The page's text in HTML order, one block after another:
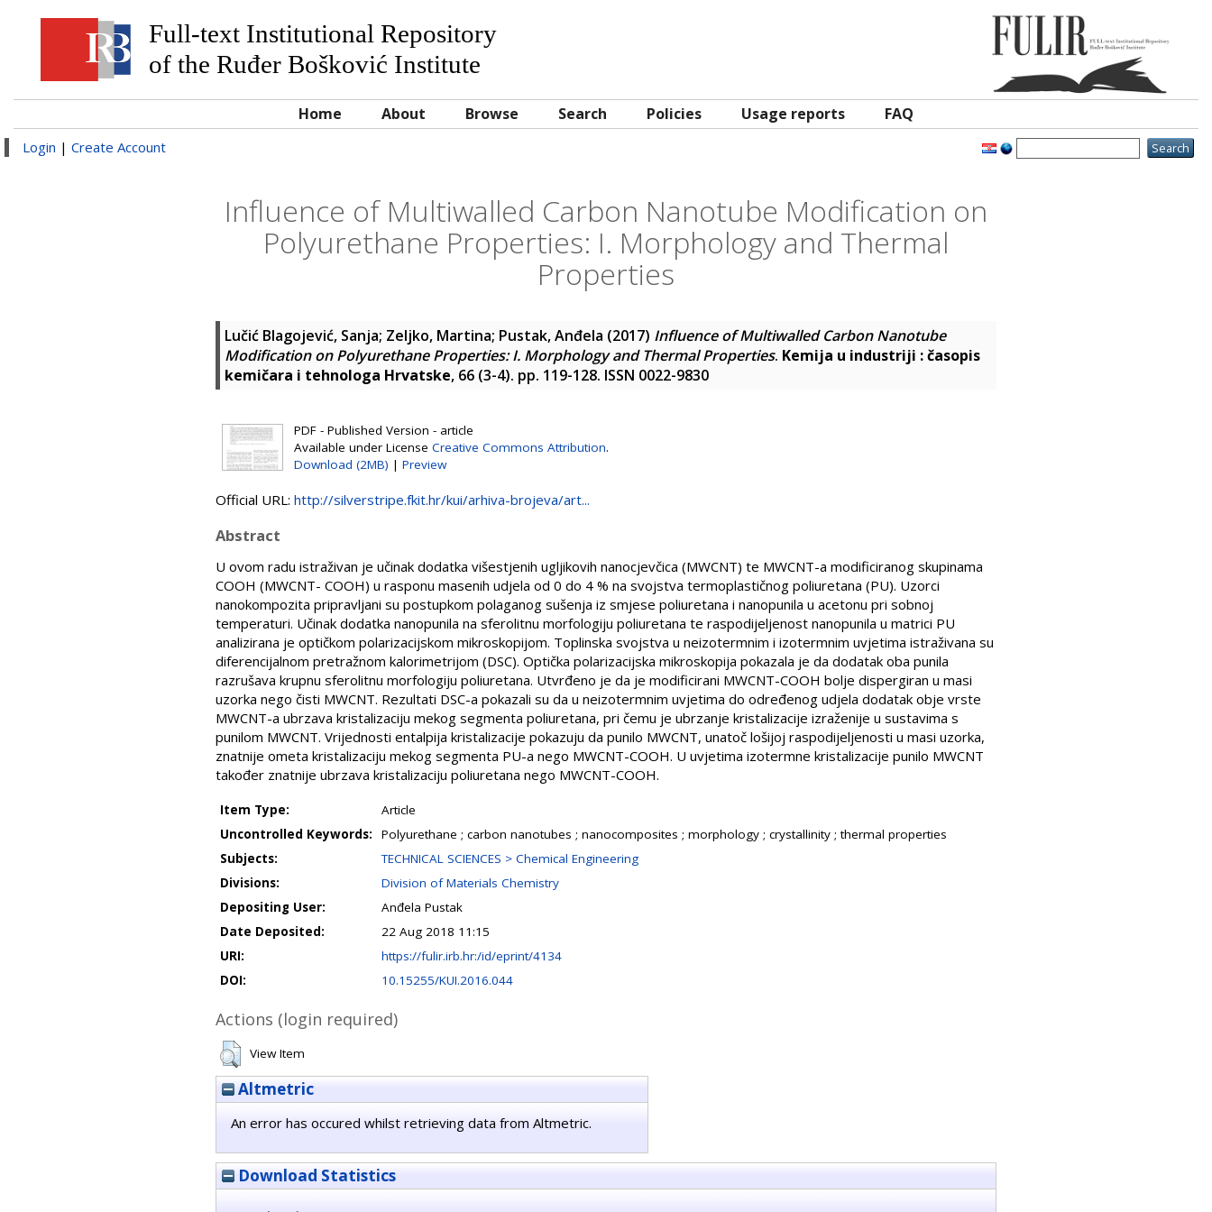
Full-text Institutional Repository
of the Ruđer Bošković Institute
Home About Browse Search Policies Usage reports FAQ
Login | Create Account
Influence of Multiwalled Carbon Nanotube Modification on
Polyurethane Properties: I. Morphology and Thermal
Properties
Lučić Blagojević, Sanja; Zeljko, Martina; Pustak, Anđela (2017) Influence of Multiwalled Carbon Nanotube
Modification on Polyurethane Properties: I. Morphology and Thermal Properties. Kemija u industriji : časopis
kemičara i tehnologa Hrvatske, 66 (3-4). pp. 119-128. ISSN 0022-9830
PDF - Published Version - article
Available under License Creative Commons Attribution.
Download (2MB) | Preview
Official URL: http://silverstripe.fkit.hr/kui/arhiva-brojeva/art...
Abstract
U ovom radu istraživan je učinak dodatka višestjenih ugljikovih nanocjevčica (MWCNT) te MWCNT-a modificiranog skupinama
COOH (MWCNT- COOH) u rasponu masenih udjela od 0 do 4 % na svojstva termoplastičnog poliuretana (PU). Uzorci
nanokompozita pripravljani su postupkom polaganog sušenja iz smjese poliuretana i nanopunila u acetonu pri sobnoj
temperaturi. Učinak dodatka nanopunila na sferolitnu morfologiju poliuretana te raspodijeljenost nanopunila u matrici PU
analizirana je optičkom polarizacijskom mikroskopijom. Toplinska svojstva u neizotermnim i izotermnim uvjetima istraživana su
diferencijalnom pretražnom kalorimetrijom (DSC). Optička polarizacijska mikroskopija pokazala je da dodatak oba punila
razrušava krupnu sferolitnu morfologiju poliuretana. Utvrđeno je da je modificirani MWCNT-COOH bolje dispergiran u masi
uzorka nego čisti MWCNT. Rezultati DSC-a pokazali su da u neizotermnim uvjetima do određenog udjela dodatak obje vrste
MWCNT-a ubrzava kristalizaciju mekog segmenta poliuretana, pri čemu je ubrzanje kristalizacije izraženije u sustavima s
punilom MWCNT. Vrijednosti entalpija kristalizacije pokazuju da punilo MWCNT, unatoč lošijoj raspodijeljenosti u masi uzorka,
znatnije ometa kristalizaciju mekog segmenta PU-a nego MWCNT-COOH. U uvjetima izotermne kristalizacije punilo MWCNT
također znatnije ubrzava kristalizaciju poliuretana nego MWCNT-COOH.
Item Type:
Article
Uncontrolled Keywords:
Polyurethane ; carbon nanotubes ; nanocomposites ; morphology ; crystallinity ; thermal properties
Subjects:
TECHNICAL SCIENCES > Chemical Engineering
Divisions:
Division of Materials Chemistry
Depositing User:
Anđela Pustak
Date Deposited:
22 Aug 2018 11:15
URI:
https://fulir.irb.hr:/id/eprint/4134
DOI:
10.15255/KUI.2016.044
Actions (login required)
View Item
Altmetric
An error has occured whilst retrieving data from Altmetric.
Download Statistics